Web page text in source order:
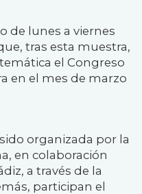
de lunes a viernes
tras esta muestra,
el Congreso
en el mes de marzo
organizada por la
en colaboración
a través de la
participan el